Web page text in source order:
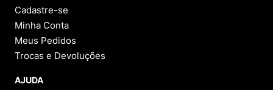
Cadastre-se
Minha Conta
Meus Pedidos
Trocas e Devoluções
AJUDA